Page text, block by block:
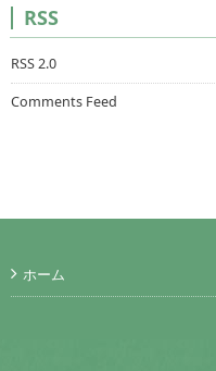
RSS
RSS 2.0
Comments Feed
ホーム